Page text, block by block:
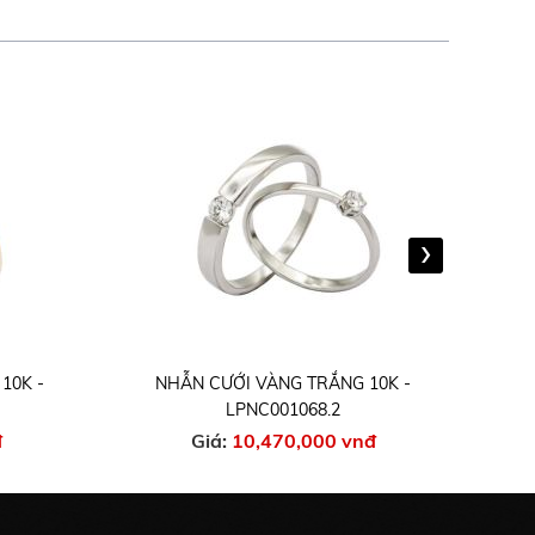
-
NHẪN CƯỚI VÀNG TRẮNG 10K -
LPNC001068.2
Giá: 10,470,000 vnđ
›